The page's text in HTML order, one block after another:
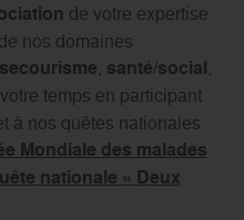
de votre expertise
nos domaines
secourisme, santé/social,
temps en participant
à nos quêtes nationales
Mondiale des malades
nationale « Deux